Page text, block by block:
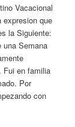
Vacacional
expresion que
la Siguiente:
una Semana
Fui en familia
Por
con